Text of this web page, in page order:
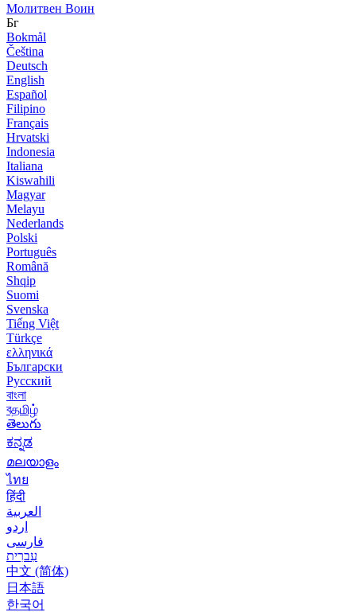
Молитвен Воин
Бг
Bokmål
Čeština
Deutsch
English
Español
Filipino
Français
Hrvatski
Indonesia
Italiana
Kiswahili
Magyar
Melayu
Nederlands
Polski
Português
Română
Shqip
Suomi
Svenska
Tiếng Việt
Türkçe
ελληνικά
Български
Русский
বাংলা
বதமிழ்
తెలుగు
ಕನ್ನಡ
മലയാളം
ไทย
हिंदी
العربية
اردو
فارسی
עִברִית
中文 (简体)
日本語
한국어